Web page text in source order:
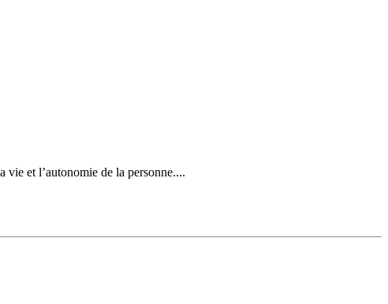
vie et l’autonomie de la personne....